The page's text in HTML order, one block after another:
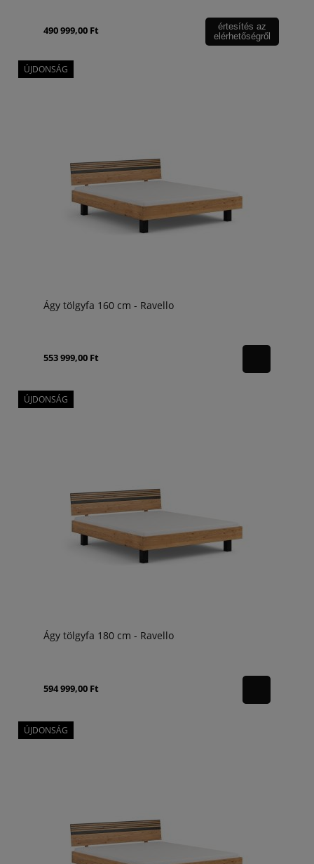
490 999,00 Ft
értesítés az
elérhetőségről
Ágy tölgyfa 160 cm - Ravello
553 999,00 Ft
ÚJDONSÁG
Ágy tölgyfa 180 cm - Ravello
594 999,00 Ft
ÚJDONSÁG
ÚJDONSÁG